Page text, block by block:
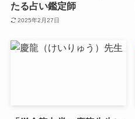
たる占い鑑定師
2025年2月27日